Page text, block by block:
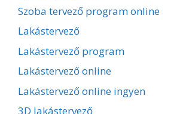
Szoba tervező program online
Lakástervező
Lakástervező program
Lakástervező online
Lakástervező online ingyen
3D lakástervező